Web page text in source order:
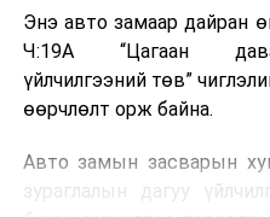
байна. Тухайлбал,
гарсан үнснээс
ашигладаг бол
боловсруулах
Ийнхүү лаг хатаах,
Энэ авто замаар дайран
Ч:19А “Цагаан
үйлчилгээний төв”
өөрчлөлт орж байна.
Авто замын засварын
зураглалын дагуу